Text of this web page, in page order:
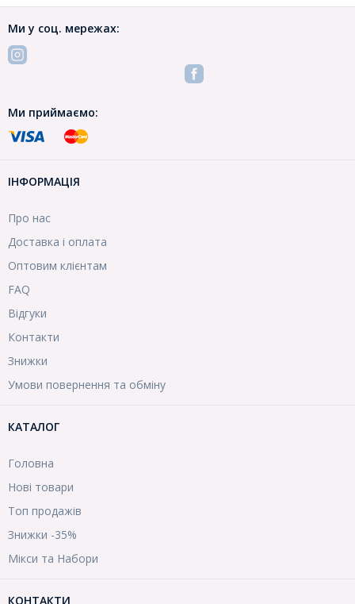
Ми у соц. мережах:
Ми приймаємо:
ІНФОРМАЦІЯ
Про нас
Доставка і оплата
Оптовим клієнтам
FAQ
Відгуки
Контакти
Знижки
Умови повернення та обміну
КАТАЛОГ
Головна
Нові товари
Топ продажів
Знижки -35%
Мікси та Набори
КОНТАКТИ